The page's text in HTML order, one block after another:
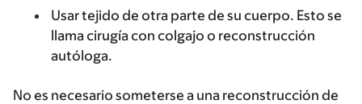
Usar tejido de otra parte de su cuerpo. Esto se
llama cirugía con colgajo o reconstrucción
autóloga.
No es necesario someterse a una reconstrucción de